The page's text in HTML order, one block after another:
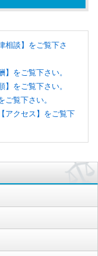
相談】をご覧下さ
をご覧下さい。
をご覧下さい。
覧下さい。
アクセス】をご覧下